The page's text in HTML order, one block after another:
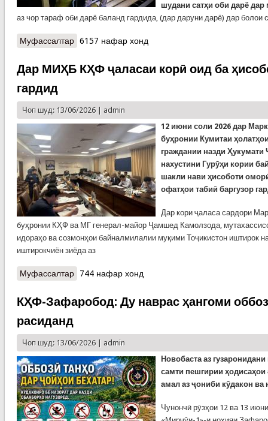
шудани сатҳи оби дарё
аз чор тараф оби дарё баланд гардида, (дар даруни дарё) дар болои
Муфассалтаро КҲФ-Хатлон: Наҷотдиҳандагон 3
6157 нафар хонд
Дар МИҲБ КҲФ ҷаласаи корӣ оид ба
гардид
Чоп шуд: 13/06/2026 | admin
12 июни соли 2026 дар
буҳронии Кумитаи
граждании назди
нахустини Гурӯҳи кории
шакли нави ҳисоботи
офатҳои табиӣ баргузор
Дар кори ҷаласа сардори
буҳронии КҲФ ва МГ генерал-майор Ҷамшед Камолзода,
идораҳо ва созмонҳои байналмилалии муқими Тоҷикистон иштирок
иштирокчиён зиёда аз
Муфассалтаро Дар МИҲБ КҲФ ҷаласаи корӣ оид ба ҳисоботи
744 нафар хонд
КҲФ-Зафаробод: Ду наврас ҳангоми
расиданд
Чоп шуд: 13/06/2026 | admin
Новобаста аз
самти пешгирии
амал аз ҷониби кӯдакон ва
Чунончӣ рӯзҳои 12 ва 13